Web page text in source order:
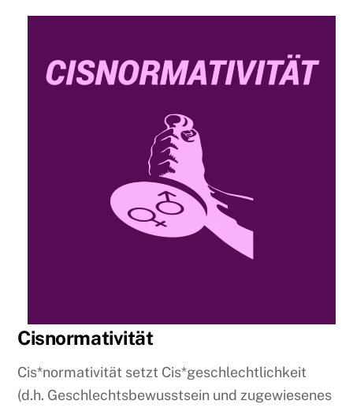
Cisnormativität
Cis*normativität setzt Cis*geschlechtlichkeit
(d.h. Geschlechtsbewusstsein und zugewiesenes